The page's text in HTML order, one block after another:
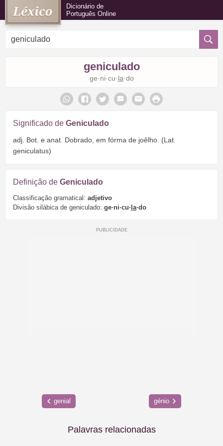
Dicionário de
Português Online
geniculado
ge·ni·cu·la·do
Significado de Geniculado
adj. Bot. e anat. Dobrado, em fórma de joêlho. (Lat.
geniculatus)
Definição de Geniculado
Classificação gramatical: adjetivo
Divisão silábica de geniculado: ge·ni·cu·la·do
genial génio
Palavras relacionadas